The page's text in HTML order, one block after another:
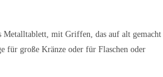
Metalltablett, mit Griffen, das auf alt gemacht
für große Kränze oder für Flaschen oder